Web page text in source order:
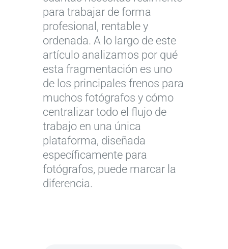
para trabajar de forma
profesional, rentable y
ordenada. A lo largo de este
artículo analizamos por qué
esta fragmentación es uno
de los principales frenos para
muchos fotógrafos y cómo
centralizar todo el flujo de
trabajo en una única
plataforma, diseñada
específicamente para
fotógrafos, puede marcar la
diferencia.